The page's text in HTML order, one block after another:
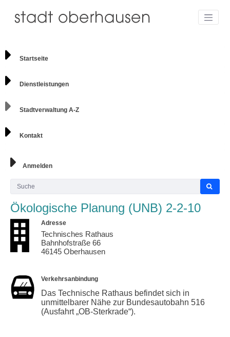
Startseite
Dienstleistungen
Stadtverwaltung A-Z
Kontakt
Anmelden
Ökologische Planung (UNB) 2-2-10
Adresse
Technisches Rathaus
Bahnhofstraße 66
46145 Oberhausen
Verkehrsanbindung
Das Technische Rathaus befindet sich in
unmittelbarer Nähe zur Bundesautobahn 516
(Ausfahrt „OB-Sterkrade“).